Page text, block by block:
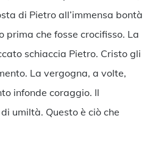
di Pietro all’immensa bontà
prima che fosse crocifisso. La
schiaccia Pietro. Cristo gli
La vergogna, a volte,
infonde coraggio. Il
umiltà. Questo è ciò che